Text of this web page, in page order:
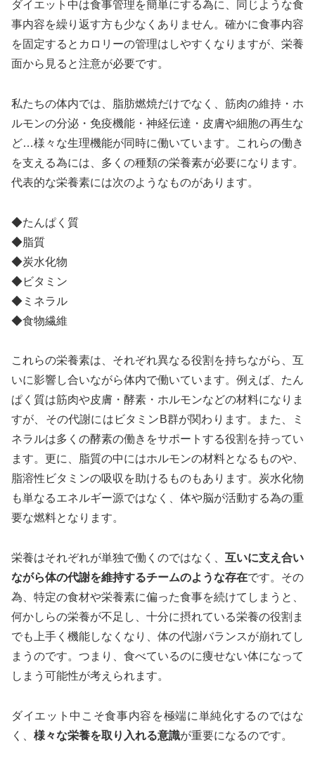
ダイエット中は食事管理を簡単にする為に、同じような食
事内容を繰り返す方も少なくありません。確かに食事内容
を固定するとカロリーの管理はしやすくなりますが、栄養
面から見ると注意が必要です。
私たちの体内では、脂肪燃焼だけでなく、筋肉の維持・ホ
ルモンの分泌・免疫機能・神経伝達・皮膚や細胞の再生な
ど…様々な生理機能が同時に働いています。これらの働き
を支える為には、多くの種類の栄養素が必要になります。
代表的な栄養素には次のようなものがあります。
◆たんぱく質
◆脂質
◆炭水化物
◆ビタミン
◆ミネラル
◆食物繊維
これらの栄養素は、それぞれ異なる役割を持ちながら、互
いに影響し合いながら体内で働いています。例えば、たん
ぱく質は筋肉や皮膚・酵素・ホルモンなどの材料になりま
すが、その代謝にはビタミンB群が関わります。また、ミ
ネラルは多くの酵素の働きをサポートする役割を持ってい
ます。更に、脂質の中にはホルモンの材料となるものや、
脂溶性ビタミンの吸収を助けるものもあります。炭水化物
も単なるエネルギー源ではなく、体や脳が活動する為の重
要な燃料となります。
栄養はそれぞれが単独で働くのではなく、 互いに支え合い
ながら体の代謝を維持するチームのような存在です。その
為、特定の食材や栄養素に偏った食事を続けてしまうと、
何かしらの栄養が不足し、十分に摂れている栄養の役割ま
でも上手く機能しなくなり、体の代謝バランスが崩れてし
まうのです。つまり、食べているのに痩せない体になって
しまう可能性が考えられます。
ダイエット中こそ食事内容を極端に単純化するのではな
く、 様々な栄養を取り入れる意識が重要になるのです。